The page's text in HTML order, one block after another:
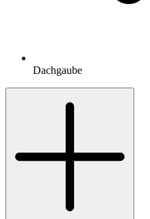
Dachgaube